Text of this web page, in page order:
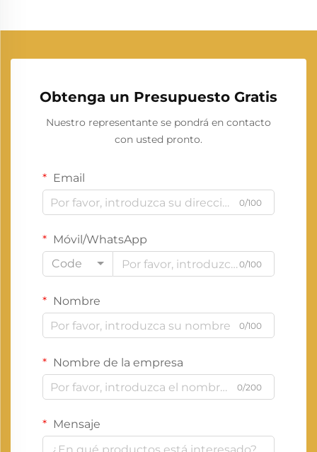
Obtenga un Presupuesto Gratis
Nuestro representante se pondrá en contacto
con usted pronto.
Email
0/100
Móvil/WhatsApp
Code
0/100
Nombre
0/100
Nombre de la empresa
0/200
Mensaje